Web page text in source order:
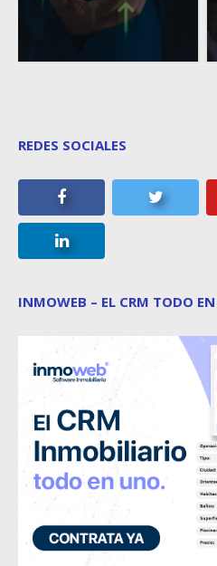
REDES SOCIALES
INMOWEB – EL CRM TODO